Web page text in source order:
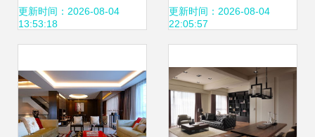
室内装修效果图大
打造梦想住宅装饰
更新时间：2026-08-04
13:53:18
需求到落地的完美
更新时间：2026-08-04
22:05:57